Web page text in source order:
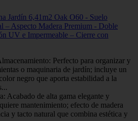
Jardín 6,41m2 Oak O60 - Suelo
– Aspecto Madera Premium - Doble
UV e Impermeable – Cierre con
Perfecto para organizar y
o maquinaria de jardín; incluye un
negro que aporta estabilidad a la
Acabado de alta gama elegante y
mantenimiento; efecto de madera
y tacto natural que combina estética y